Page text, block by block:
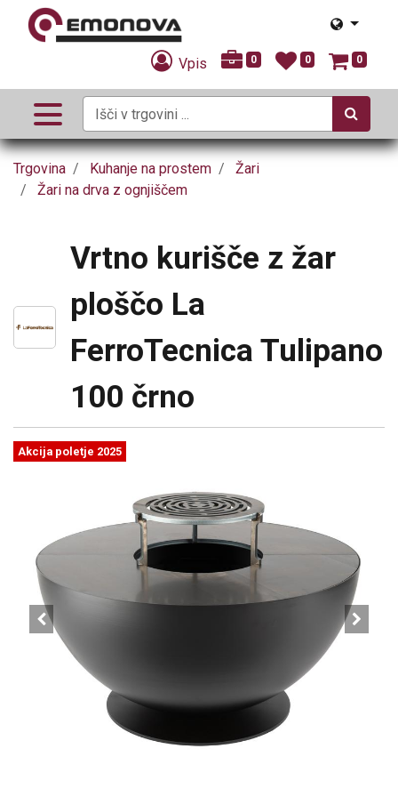
Vpis 0 0 0
Trgovina Kuhanje na prostem
Žari
Žari na drva z ognjiščem
Vrtno kurišče z žar
ploščo La
FerroTecnica Tulipano
100 črno
Akcija poletje 2025